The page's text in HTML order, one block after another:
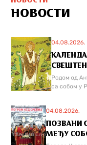
НОВОСТИ
04.08.2026.
Родом од
са собом у
04.08.2026.
ПОЗВАНИ
МЕЂУ